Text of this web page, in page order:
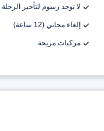
لا توجد رسوم لتأخير الرحلة
إلغاء مجاني (12 ساعة)
مركبات مريحة